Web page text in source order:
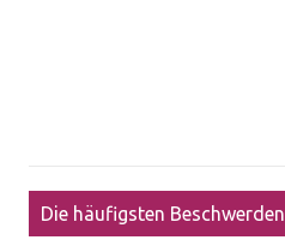
Die häufigsten Beschwerden